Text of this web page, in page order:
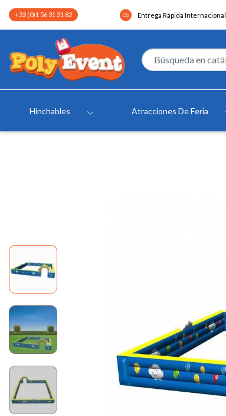
+33 (0)1 56 31 31 82 Entrega Rápida Internacional
Hinchables Atracciones De Feria